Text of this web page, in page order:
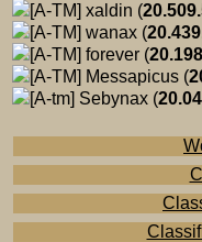
[A-TM] xaldin (
[A-TM] wanax (
[A-TM] forever (
[A-TM] Messapicus (
[A-tm] Sebynax (